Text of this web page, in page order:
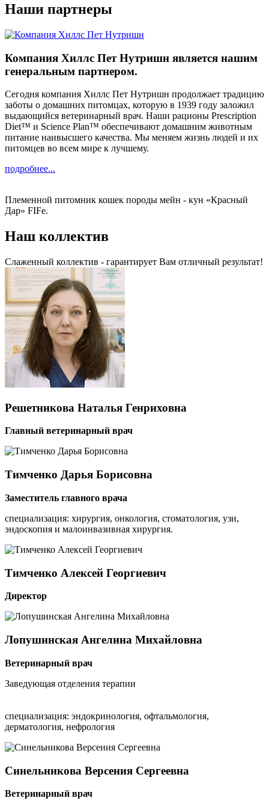
Наши партнеры
Компания Хиллс Пет Нутришн является нашим
генеральным партнером.
Сегодня компания Хиллс Пет Нутришн продолжает традицию
заботы о домашних питомцах, которую в 1939 году заложил
выдающийся ветеринарный врач. Наши рационы Prescription
Diet™ и Science Plan™ обеспечивают домашним животным
питание наивысшего качества. Мы меняем жизнь людей и их
питомцев во всем мире к лучшему.
подробнее...
Племенной питомник кошек породы мейн - кун «Красный
Дар» FIFe.
Наш коллектив
Слаженный коллектив - гарантирует Вам отличный результат!
Решетникова Наталья Генриховна
Главный ветеринарный врач
Тимченко Дарья Борисовна
Заместитель главного врача
специализация: хирургия, онкология, стоматология, узи,
эндоскопия и малоинвазивная хирургия.
Тимченко Алексей Георгиевич
Директор
Лопушинская Ангелина Михайловна
Ветеринарный врач
Заведующая отделения терапии
специализация: эндокринология, офтальмология,
дерматология, нефрология
Синельникова Версения Сергеевна
Ветеринарный врач